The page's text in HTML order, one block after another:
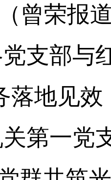
曾荣报
支部与
落地见
第一党